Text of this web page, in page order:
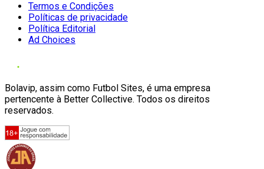
Termos e Condições
Políticas de privacidade
Política Editorial
Ad Choices
Bolavip, assim como Futbol Sites, é uma empresa
pertencente à Better Collective. Todos os direitos
reservados.